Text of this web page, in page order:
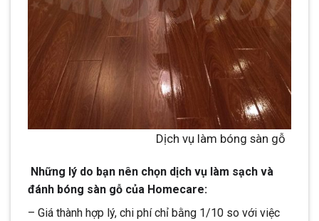
Dịch vụ làm bóng sàn gỗ
Những lý do bạn nên chọn dịch vụ làm sạch và
đánh bóng sàn gỗ của Homecare:
– Giá thành hợp lý, chi phí chỉ bằng 1/10 so với việc